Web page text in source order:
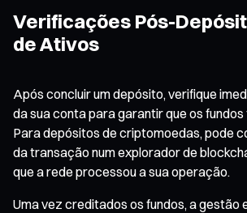
Verificações Pós-
de Ativos
Após concluir um depósito, verifique
da sua conta para garantir que os
Para depósitos de criptomoedas, pode
da transação num explorador de
que a rede processou a sua operação.
Uma vez creditados os fundos, a gestão